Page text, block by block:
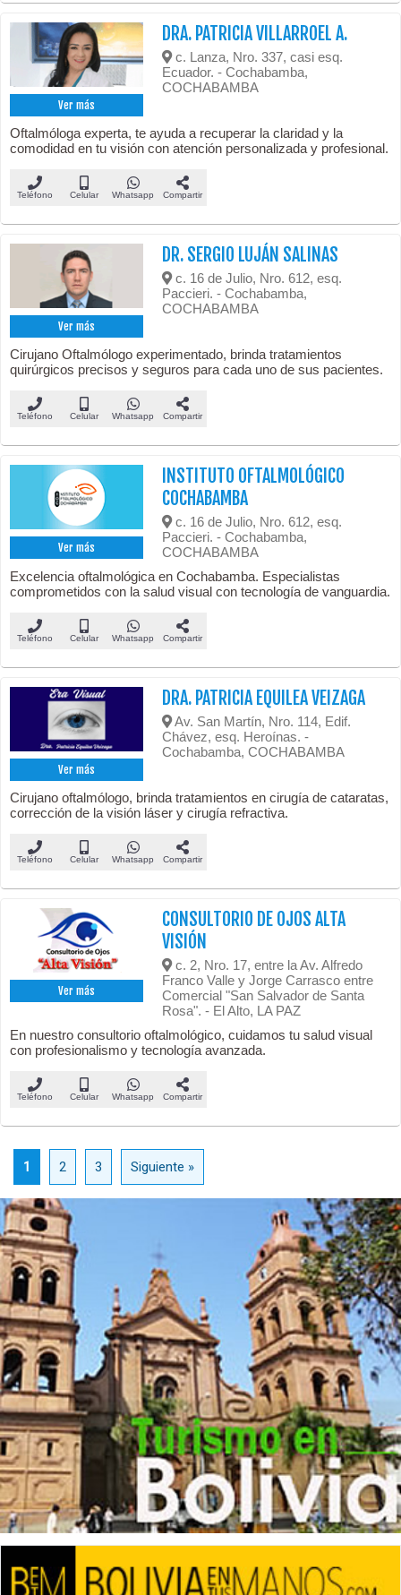
Ver más
DRA. PATRICIA VILLARROEL A.
c. Lanza, Nro. 337, casi esq.
Ecuador. - Cochabamba,
COCHABAMBA
Oftalmóloga experta, te ayuda a recuperar la claridad y la
comodidad en tu visión con atención personalizada y profesional.
Teléfono Celular Whatsapp Compartir
Ver más
DR. SERGIO LUJÁN SALINAS
c. 16 de Julio, Nro. 612, esq.
Paccieri. - Cochabamba,
COCHABAMBA
Cirujano Oftalmólogo experimentado, brinda tratamientos
quirúrgicos precisos y seguros para cada uno de sus pacientes.
Teléfono Celular Whatsapp Compartir
Ver más
INSTITUTO OFTALMOLÓGICO
COCHABAMBA
c. 16 de Julio, Nro. 612, esq.
Paccieri. - Cochabamba,
COCHABAMBA
Excelencia oftalmológica en Cochabamba. Especialistas
comprometidos con la salud visual con tecnología de vanguardia.
Teléfono Celular Whatsapp Compartir
Ver más
DRA. PATRICIA EQUILEA VEIZAGA
Av. San Martín, Nro. 114, Edif.
Chávez, esq. Heroínas. -
Cochabamba, COCHABAMBA
Cirujano oftalmólogo, brinda tratamientos en cirugía de cataratas,
corrección de la visión láser y cirugía refractiva.
Teléfono Celular Whatsapp Compartir
Ver más
CONSULTORIO DE OJOS ALTA
VISIÓN
c. 2, Nro. 17, entre la Av. Alfredo
Franco Valle y Jorge Carrasco entre
Comercial "San Salvador de Santa
Rosa". - El Alto, LA PAZ
En nuestro consultorio oftalmológico, cuidamos tu salud visual
con profesionalismo y tecnología avanzada.
Teléfono Celular Whatsapp Compartir
1 2 3 Siguiente »